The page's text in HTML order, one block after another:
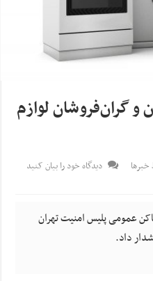
گران‌فروشان لوازم
دیدگاه خود را بیان کنید
عمومی پلیس امنیت تهران
داد.